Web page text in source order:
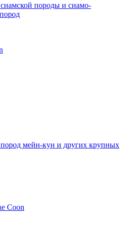
породы и сиамо-
мейн-кун и других крупных
Coon